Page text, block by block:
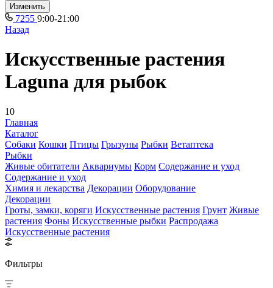
Изменить
7255 9:00-21:00
Назад
Искусственные растения
Laguna для рыбок
10
Главная
Каталог
Собаки Кошки Птицы Грызуны Рыбки Ветаптека
Рыбки
Живые обитатели Аквариумы Корм Содержание и уход
Содержание и уход
Химия и лекарства Декорации Оборудование
Декорации
Гроты, замки, коряги Искусственные растения Грунт Живые
растения Фоны Искусственные рыбки Распродажа
Искусственные растения
Фильтры